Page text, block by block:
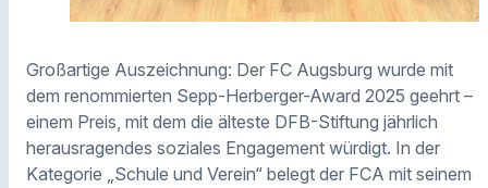
Großartige Auszeichnung: Der FC Augsburg wurde mit
dem renommierten Sepp-Herberger-Award 2025 geehrt –
einem Preis, mit dem die älteste DFB-Stiftung jährlich
herausragendes soziales Engagement würdigt. In der
Kategorie „Schule und Verein“ belegt der FCA mit seinem